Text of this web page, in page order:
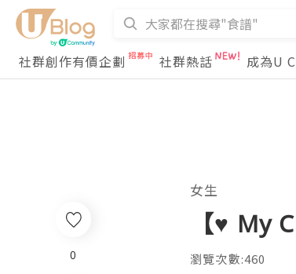
社群創作有價企劃
社群熱話 成為U
0
女生
【♥ My
瀏覽次數:460